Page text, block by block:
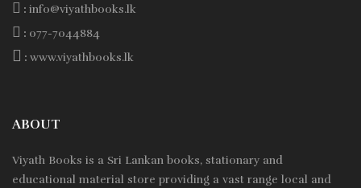
: info@viyathbooks.lk
: 077-7044884
: www.viyathbooks.lk
ABOUT
Viyath Books is a Sri Lankan books, stationary and
educational material store providing a vast range local and